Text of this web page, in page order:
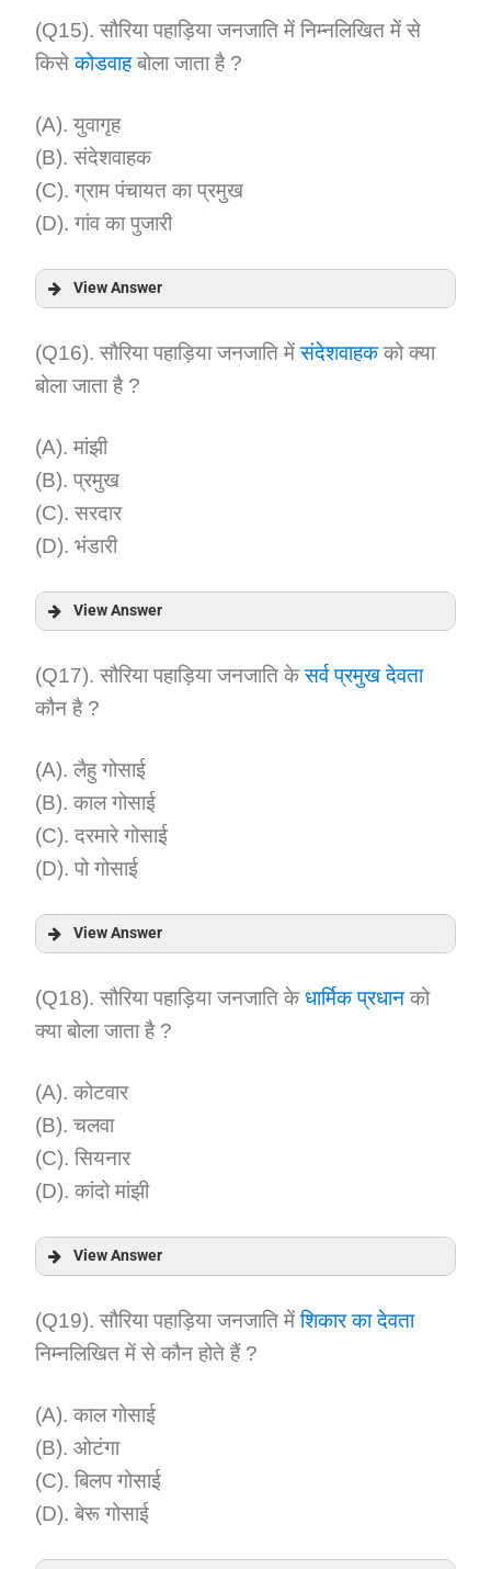
Answer:
(Q15). सौरिया पहाड़िया जनजाति में निम्नलिखित में से
किसेकोडवाहबोला जाता है ?
(A). युवागृह
(B). संदेशवाहक
(C). ग्राम पंचायत का प्रमुख
(D). गांव का पुजारी
View Answer
Answer:
(Q16). सौरिया पहाड़िया जनजाति मेंसंदेशवाहकको क्या
बोला जाता है ?
(A). मांझी
(B). प्रमुख
(C). सरदार
(D). भंडारी
View Answer
Answer:
(Q17). सौरिया पहाड़िया जनजाति केसर्व प्रमुख देवता
कौन है ?
(A). लैहु गोसाई
(B). काल गोसाई
(C). दरमारे गोसाई
(D). पो गोसाई
View Answer
Answer:
(Q18). सौरिया पहाड़िया जनजाति केधार्मिक प्रधान को
क्या बोला जाता है ?
(A). कोटवार
(B). चलवा
(C). सियनार
(D). कांदो मांझी
View Answer
Answer:
(Q19). सौरिया पहाड़िया जनजाति मेंशिकार का देवता
निम्नलिखित में से कौन होते हैं ?
(A). काल गोसाई
(B). ओटंगा
(C). बिलप गोसाई
(D). बेरू गोसाई